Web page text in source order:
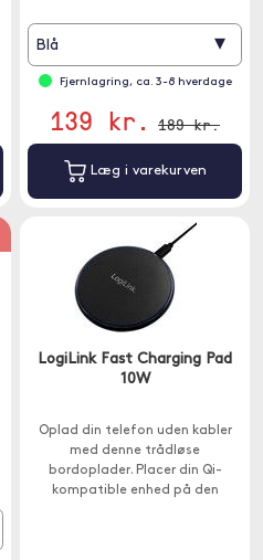
Blå ▾
Fjernlagring, ca. 3-8 hverdage
139 kr. 189 kr.
Læg i varekurven
LogiLink Fast Charging Pad
10W
Oplad din telefon uden kabler
med denne trådløse
bordoplader. Placer din Qi-
kompatible enhed på den